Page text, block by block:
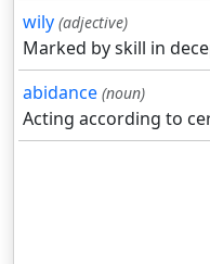
wily (adjective)
Marked by skill in
abidance (noun)
Acting according to